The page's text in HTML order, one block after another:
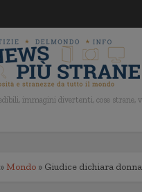
immagini divertenti, cose strane,
» Mondo » Giudice dichiara